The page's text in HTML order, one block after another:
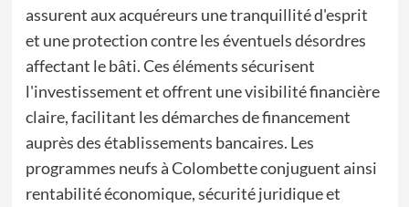
assurent aux acquéreurs une tranquillité d'esprit
et une protection contre les éventuels désordres
affectant le bâti. Ces éléments sécurisent
l'investissement et offrent une visibilité financière
claire, facilitant les démarches de financement
auprès des établissements bancaires. Les
programmes neufs à Colombette conjuguent ainsi
rentabilité économique, sécurité juridique et